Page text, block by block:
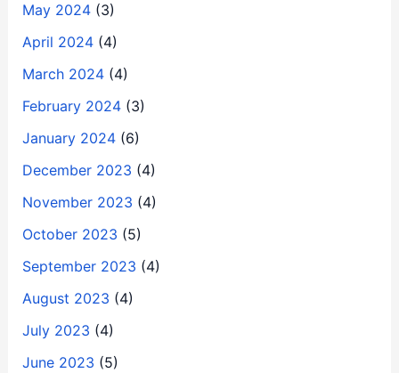
May 2024(3)
April 2024(4)
March 2024(4)
February 2024(3)
January 2024(6)
December 2023 (4)
November 2023 (4)
October 2023 (5)
September 2023 (4)
August 2023 (4)
July 2023 (4)
June 2023 (5)